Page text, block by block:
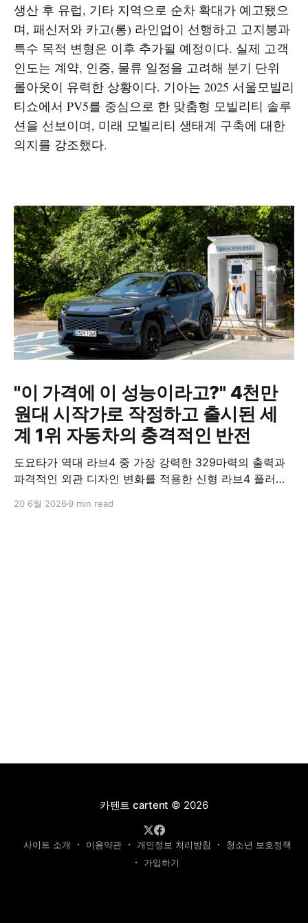
생산 후 유럽, 기타 지역으로 순차 확대가 예고됐으
며, 패신저와 카고(롱) 라인업이 선행하고 고지붕과
특수 목적 변형은 이후 추가될 예정이다. 실제 고객
인도는 계약, 인증, 물류 일정을 고려해 분기 단위
롤아웃이 유력한 상황이다. 기아는 2025 서울모빌리
티쇼에서 PV5를 중심으로 한 맞춤형 모빌리티 솔루
션을 선보이며, 미래 모빌리티 생태계 구축에 대한
의지를 강조했다.
"이 가격에 이 성능이라고?" 4천만
원대 시작가로 작정하고 출시된 세
계 1위 자동차의 충격적인 반전
도요타가 역대 라브4 중 가장 강력한 329마력의 출력과
파격적인 외관 디자인 변화를 적용한 신형 라브4 플러그
충전이 가능하고 전기 모드로만 70km 이상 주행할 수 있
20 6월 2026 9 min read
카텐트 cartent © 2026
사이트 소개 이용약관 개인정보 처리방침
청소년 보호정책
가입하기